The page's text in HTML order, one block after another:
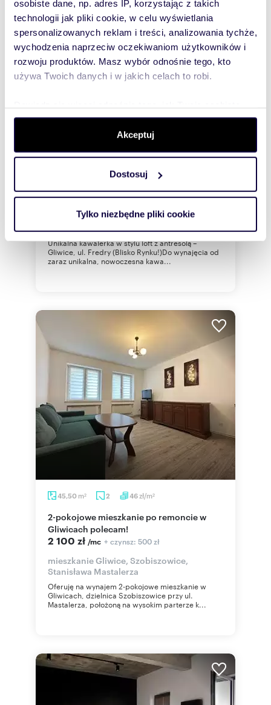
osobiste dane, np. adres IP, korzystając z takich
technologii jak pliki cookie, w celu wyświetlania
spersonalizowanych reklam i treści, analizowania tychże,
wychodzenia naprzeciw oczekiwaniom użytkowników i
rozwoju produktów. Masz wybór odnośnie tego, kto
używa Twoich danych i w jakich celach to robi.
dane są przetwarzane oraz ustaw własne preferencje w
. W Deklaracji plików cookie możesz
zmienić lub wycofać swoją zgodę w dowolnej chwili.
Wykorzystujemy pliki cookie do spersonalizowania treści
i reklam, aby oferować funkcje społecznościowe i
korzystasz z naszej witryny, udostępniamy partnerom
Partnerzy mogą połączyć te informacje z innymi danymi
otrzymanymi od Ciebie lub uzyskanymi podczas
Akceptuj
Dostosuj
Tylko niezbędne pliki cookie
26m2 1 69zł/m2
1 800 zł/mc + czynsz: 250 zł
mieszkanie Gliwice, Śródmieście,
Aleksandra Fredry
Unikalna kawalerka w stylu loft z antresolą –
Gliwice, ul. Fredry (Blisko Rynku!)Do wynajęcia od
zaraz unikalna, nowoczesna kawa...
45,50 m2 2 46zł/m2
2-pokojowe mieszkanie po remoncie w
Gliwicach polecam!
2 100 zł /mc + czynsz: 500 zł
mieszkanie Gliwice, Szobiszowice,
Stanisława Mastalerza
Oferuję na wynajem 2-pokojowe mieszkanie w
Gliwicach, dzielnica Szobiszowice przy ul.
Mastalerza, położoną na wysokim parterze k...